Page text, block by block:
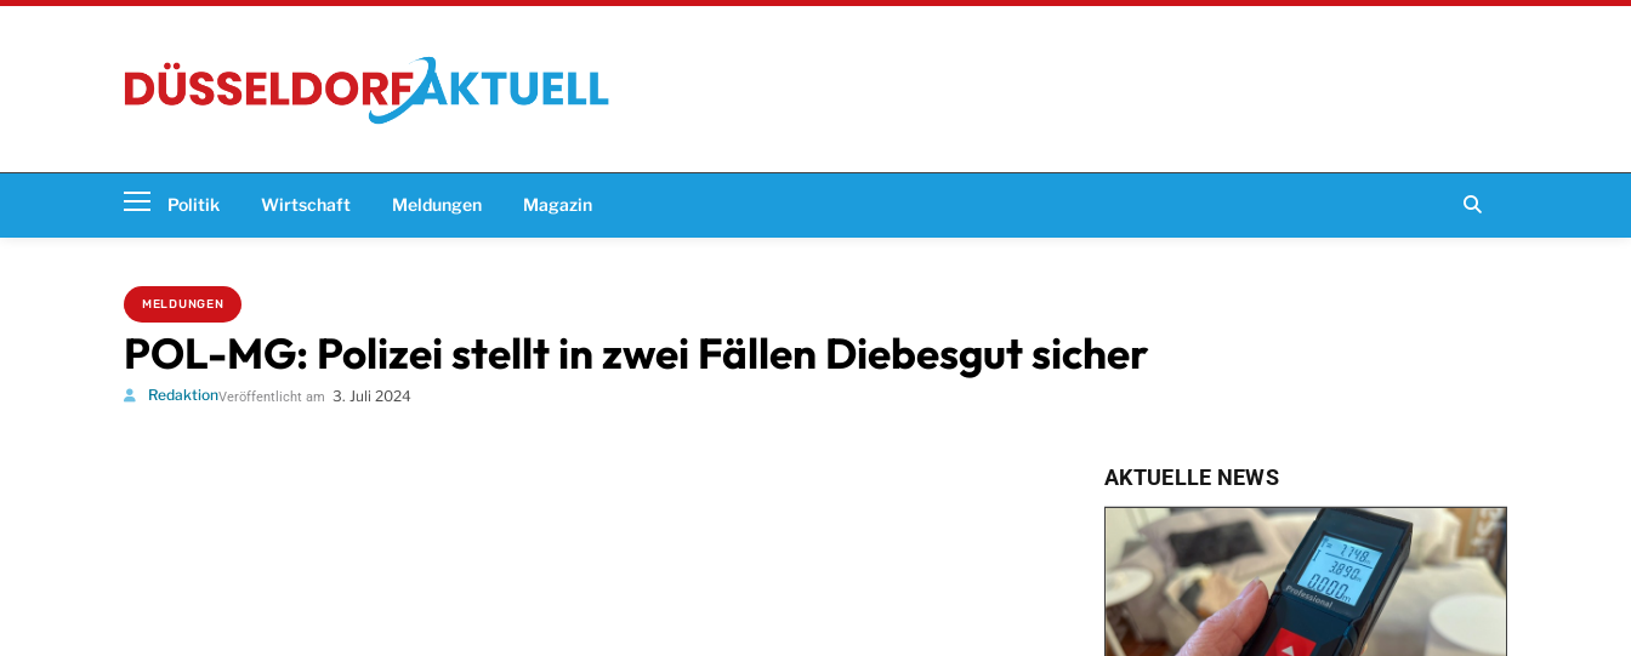
Politik Wirtschaft Meldungen Magazin
MELDUNGEN
POL-MG: Polizei stellt in zwei Fällen Diebesgut sicher
RedaktionVeröffentlicht am 3. Juli 2024
AKTUELLE NEWS